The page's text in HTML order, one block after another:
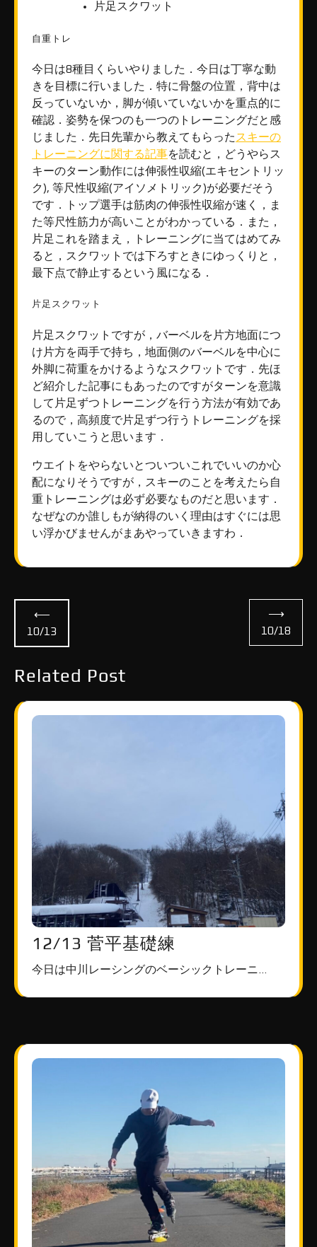
片足スクワット
自重トレ
今日は8種目くらいやりました．今日は丁寧な動
きを目標に行いました．特に骨盤の位置，背中は
反っていないか，脚が傾いていないかを重点的に
確認．姿勢を保つのも一つのトレーニングだと感
じました．先日先輩から教えてもらった スキーの
トレーニングに関する記事を読むと，どうやらス
キーのターン動作には伸張性収縮(エキセントリッ
ク), 等尺性収縮(アイソメトリック)が必要だそう
です．トップ選手は筋肉の伸張性収縮が速く，ま
た等尺性筋力が高いことがわかっている．また，
片足これを踏まえ，トレーニングに当てはめてみ
ると，スクワットでは下ろすときにゆっくりと，
最下点で静止するという風になる．
片足スクワット
片足スクワットですが，バーベルを片方地面につ
け片方を両手で持ち，地面側のバーベルを中心に
外脚に荷重をかけるようなスクワットです．先ほ
ど紹介した記事にもあったのですがターンを意識
して片足ずつトレーニングを行う方法が有効であ
るので，高頻度で片足ずつ行うトレーニングを採
用していこうと思います．
ウエイトをやらないとついついこれでいいのか心
配になりそうですが，スキーのことを考えたら自
重トレーニングは必ず必要なものだと思います．
なぜなのか誰しもが納得のいく理由はすぐには思
い浮かびませんがまあやっていきますわ．
稿
ナ
ビ
ゲ
ー
⟵
10/13
10/18
⟶
Related Post
12/13 菅平基礎練
今日は中川レーシングのベーシックトレーニ…